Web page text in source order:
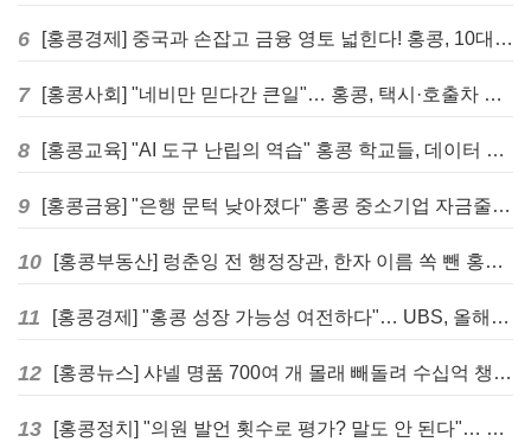
6 [홍콩경제] 중국과 손잡고 금융 영토 넓힌다! 홍콩, 10대 신규 정책 발표
7 [홍콩사회] "네비만 믿다간 큰일"… 홍콩, 택시·호출차 통합 시험 도입하며 규제 본격화
8 [홍콩교육] "AI 도구 난립의 역습" 홍콩 학교들, 데이터 고립에 교육 효과 평가 비상
9 [홍콩금융] "은행 문턱 낮아졌다" 홍콩 중소기업 자금줄 숨통 트이나… HKMA "2분기 신용 조건 안정적"
10 [홍콩부동산] 렁춘잉 전 행정장관, 한자 이름 쏙 뺀 홍콩 고급 아파트 단지들에 쓴소리
11 [홍콩경제] "홍콩 성장 가능성 여전하다"… UBS, 올해 홍콩 GDP 성장률 전망치 4.5%로 대폭 상향
12 [홍콩뉴스] 샤넬 명품 700여 개 몰래 빼돌려 수십억 챙긴 직원 4년~7년형 선고
13 [홍콩정치] "의원 발언 횟수로 평가? 말도 안 된다"… 홍콩 입법회 의장의 일침